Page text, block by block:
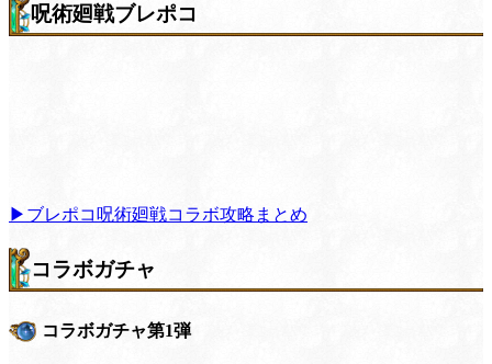
呪術廻戦ブレポコ
▶︎ブレポコ呪術廻戦コラボ攻略まとめ
コラボガチャ
コラボガチャ第1弾